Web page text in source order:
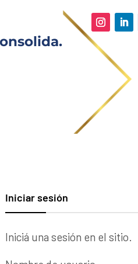
Iniciar sesión
Iniciá una sesión en el sitio.